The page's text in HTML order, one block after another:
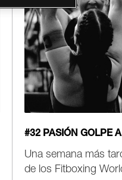
#32 PASIÓN GOLPE
Una semana más
de los Fitboxing